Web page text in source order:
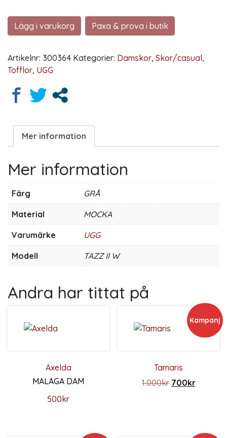
Lägg i varukorg Paxa & prova i butik
Artikelnr: 300364 Kategorier: Damskor, Skor/casual,
Tofflor, UGG
Mer information
Mer information
Färg GRÅ
Material MOCKA
Varumärke UGG
Modell TAZZ II W
Andra har tittat på
Axelda
MALAGA DAM
500kr
Kampanj
Tamaris
1.000kr Det
700krDet